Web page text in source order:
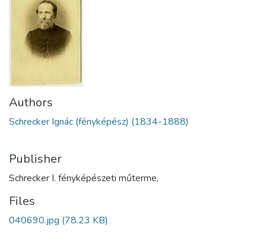
Authors
Schrecker Ignác (fényképész) (1834-1888)
Publisher
Schrecker I. fényképészeti műterme,
Files
040690.jpg (78.23 KB)